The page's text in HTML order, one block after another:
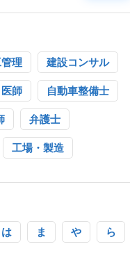
理 建設コンサル
医師 自動車整備士
弁護士
工場・製造
は ま や ら